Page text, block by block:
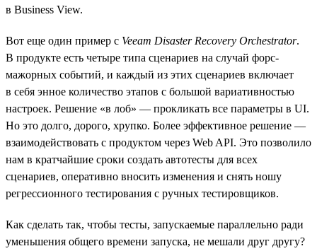
в Business View.
Вот еще один пример с Veeam Disaster Recovery Orchestrator.
В продукте есть четыре типа сценариев на случай форс-
мажорных событий, и каждый из этих сценариев включает
в себя энное количество этапов c большой вариативностью
настроек. Решение «в лоб» — прокликать все параметры в UI.
Но это долго, дорого, хрупко. Более эффективное решение —
взаимодействовать с продуктом через Web API. Это позволило
нам в кратчайшие сроки создать автотесты для всех
сценариев, оперативно вносить изменения и снять ношу
регрессионного тестирования с ручных тестировщиков.
Как сделать так, чтобы тесты, запускаемые параллельно ради
уменьшения общего времени запуска, не мешали друг другу?